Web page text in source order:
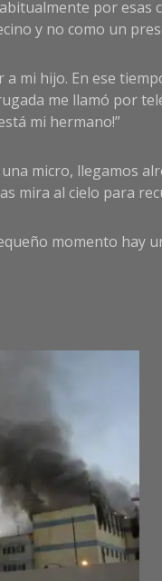
por esas
y no como un
mi hijo. En ese
me llamó por
mi hermano!”
micro, llegamos
mira al cielo para
momento hay